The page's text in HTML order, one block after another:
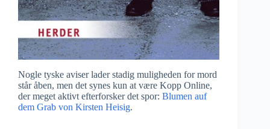
Nogle tyske aviser lader stadig muligheden for mord
står åben, men det synes kun at være Kopp Online,
der meget aktivt efterforsker det spor: Blumen auf
dem Grab von Kirsten Heisig.